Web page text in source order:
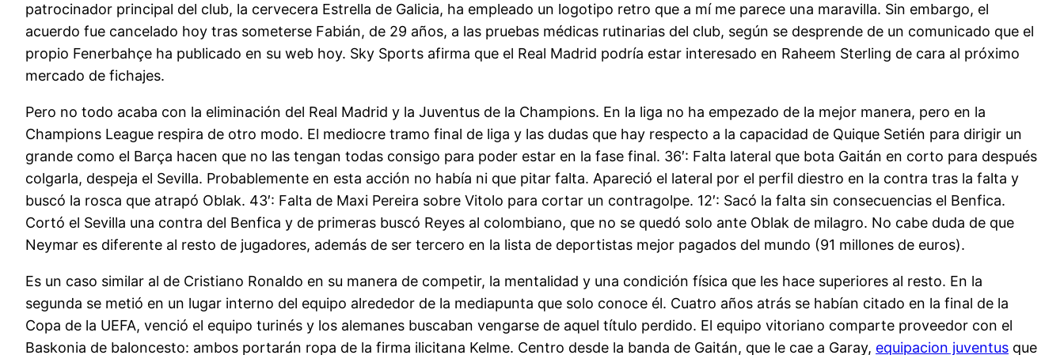
patrocinador principal del club, la cervecera Estrella de Galicia, ha empleado un logotipo retro que a mí me parece una maravilla. Sin embargo, el
acuerdo fue cancelado hoy tras someterse Fabián, de 29 años, a las pruebas médicas rutinarias del club, según se desprende de un comunicado que el
propio Fenerbahçe ha publicado en su web hoy. Sky Sports afirma que el Real Madrid podría estar interesado en Raheem Sterling de cara al próximo
mercado de fichajes.
Pero no todo acaba con la eliminación del Real Madrid y la Juventus de la Champions. En la liga no ha empezado de la mejor manera, pero en la
Champions League respira de otro modo. El mediocre tramo final de liga y las dudas que hay respecto a la capacidad de Quique Setién para dirigir un
grande como el Barça hacen que no las tengan todas consigo para poder estar en la fase final. 36′: Falta lateral que bota Gaitán en corto para después
colgarla, despeja el Sevilla. Probablemente en esta acción no había ni que pitar falta. Apareció el lateral por el perfil diestro en la contra tras la falta y
buscó la rosca que atrapó Oblak. 43′: Falta de Maxi Pereira sobre Vitolo para cortar un contragolpe. 12′: Sacó la falta sin consecuencias el Benfica.
Cortó el Sevilla una contra del Benfica y de primeras buscó Reyes al colombiano, que no se quedó solo ante Oblak de milagro. No cabe duda de que
Neymar es diferente al resto de jugadores, además de ser tercero en la lista de deportistas mejor pagados del mundo (91 millones de euros).
Es un caso similar al de Cristiano Ronaldo en su manera de competir, la mentalidad y una condición física que les hace superiores al resto. En la
segunda se metió en un lugar interno del equipo alrededor de la mediapunta que solo conoce él. Cuatro años atrás se habían citado en la final de la
Copa de la UEFA, venció el equipo turinés y los alemanes buscaban vengarse de aquel título perdido. El equipo vitoriano comparte proveedor con el
Baskonia de baloncesto: ambos portarán ropa de la firma ilicitana Kelme. Centro desde la banda de Gaitán, que le cae a Garay, equipacion juventus que